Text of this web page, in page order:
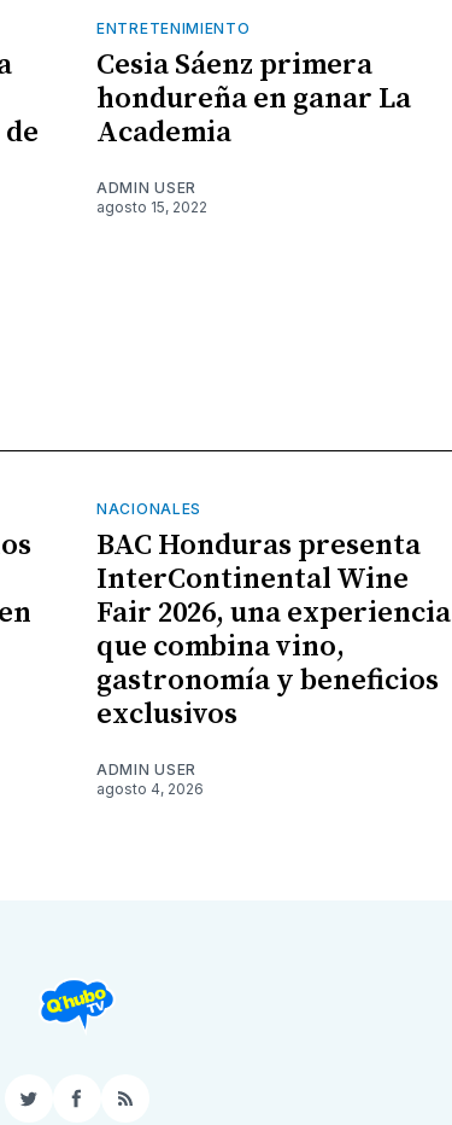
ENTRETENIMIENTO
Cesia Sáenz primera
hondureña en ganar La
Academia
ADMIN USER
agosto 15, 2022
NACIONALES
BAC Honduras presenta
InterContinental Wine
Fair 2026, una experiencia
que combina vino,
gastronomía y beneficios
exclusivos
ADMIN USER
agosto 4, 2026
TwitterFacebook
RSS